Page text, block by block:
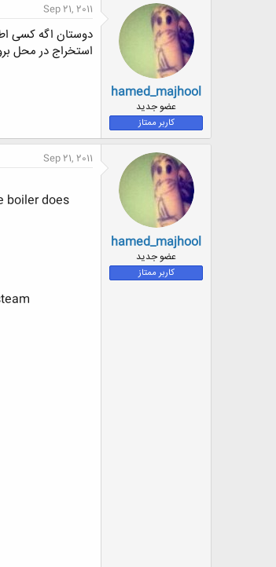
hamed_majhool
عضو جدید
کاربر ممتاز
Sep 21, 2011
دوستان اگه کسی
استخراج در محل
hamed_majhool
عضو جدید
کاربر ممتاز
Sep 21, 2011
boiler does